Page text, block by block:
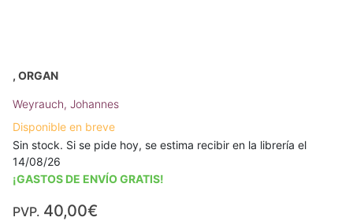
, ORGAN
Weyrauch, Johannes
Disponible en breve
Sin stock. Si se pide hoy, se estima recibir en la librería el
14/08/26
¡GASTOS DE ENVÍO GRATIS!
PVP. 40,00€